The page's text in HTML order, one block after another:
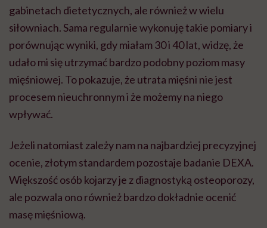
gabinetach dietetycznych, ale również w wielu
siłowniach. Sama regularnie wykonuję takie pomiary i
porównując wyniki, gdy miałam 30 i 40 lat, widzę, że
udało mi się utrzymać bardzo podobny poziom masy
mięśniowej. To pokazuje, że utrata mięśni nie jest
procesem nieuchronnym i że możemy na niego
wpływać.
Jeżeli natomiast zależy nam na najbardziej precyzyjnej
ocenie, złotym standardem pozostaje badanie DEXA.
Większość osób kojarzy je z diagnostyką osteoporozy,
ale pozwala ono również bardzo dokładnie ocenić
masę mięśniową.